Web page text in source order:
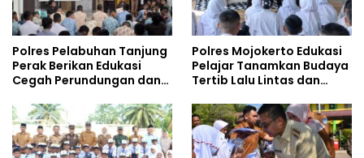
Polres Pelabuhan Tanjung
Perak Berikan Edukasi
Cegah Perundungan dan
kepada Pelajar MPLS
Polres Mojokerto Edukasi
Pelajar Tanamkan Budaya
Tertib Lalu Lintas dan